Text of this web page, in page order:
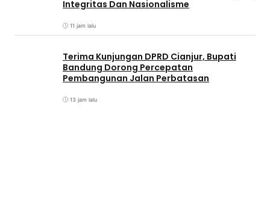
Integritas Dan Nasionalisme
11 jam lalu
Terima Kunjungan DPRD Cianjur, Bupati
Bandung Dorong Percepatan
Pembangunan Jalan Perbatasan
13 jam lalu